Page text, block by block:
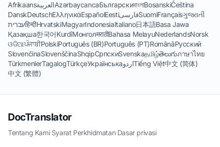
AfrikaansالعربيةAzərbaycancaБългарскиবাংলাBosanskiČeština
DanskDeutschΕλληνικάEspañolEestiفارسیSuomiFrançaisગુજરાતી
עבריתहिन्दीHrvatskiMagyarIndonesiaItaliano日本語Basa Jawa
Қазақша한국어KurdîМонголमराठीBahasa MelayuNederlandsNorsk
ଓଡିଆਪੰਜਾਬੀPolskiPortuguês (BR)Português (PT)RomânăРусский
SlovenčinaSlovenščinaShqipСрпскиSvenskaதமிழ்తెలుగుภาษาไทย
TürkmenlerTagalogTürkçeУкраїнськаاردوTiếng Việt中文 (简体)
中文 (繁體)
DocTranslator
Tentang Kami·Syarat Perkhidmatan·Dasar privasi